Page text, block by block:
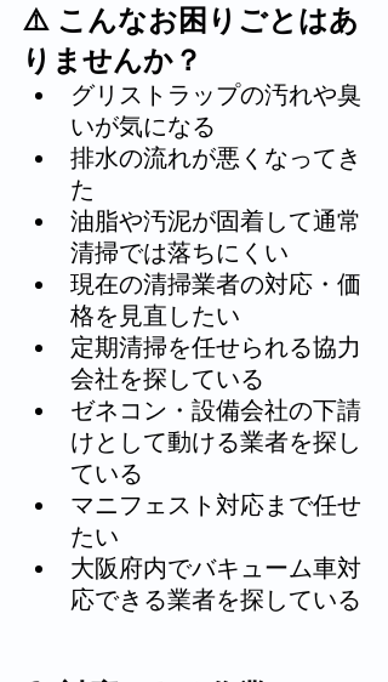
⚠️ こんなお困りごとはあ
りませんか？
グリストラップの汚れや臭
いが気になる
排水の流れが悪くなってき
た
油脂や汚泥が固着して通常
清掃では落ちにくい
現在の清掃業者の対応・価
格を見直したい
定期清掃を任せられる協力
会社を探している
ゼネコン・設備会社の下請
けとして動ける業者を探し
ている
マニフェスト対応まで任せ
たい
大阪府内でバキューム車対
応できる業者を探している